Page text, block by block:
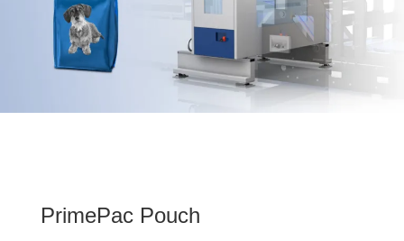
PrimePac Pouch